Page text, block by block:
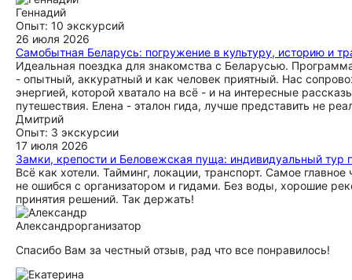
Геннадий
Опыт: 10 экскурсий
26 июля 2026
Самобытная Беларусь: погружение в культуру, историю и
Идеальная поездка для знакомства с Беларусью.
- опытный, аккуратный и как человек приятный. Нас
энергией, которой хватало на всё - и на интересные
путешествия. Елена - эталон гида, лучше представить не
Дмитрий
Опыт: 3 экскурсии
17 июля 2026
Замки, крепости и Беловежская пуща: индивидуальный тур
Всё как хотели. Тайминг, локации, транспорт. Самое
не ошибся с организатором и гидами. Без воды, хорошие
принятия решений. Так держать!
Александрорганизатор
Спасибо Вам за честный отзыв, рад что все понравилось!